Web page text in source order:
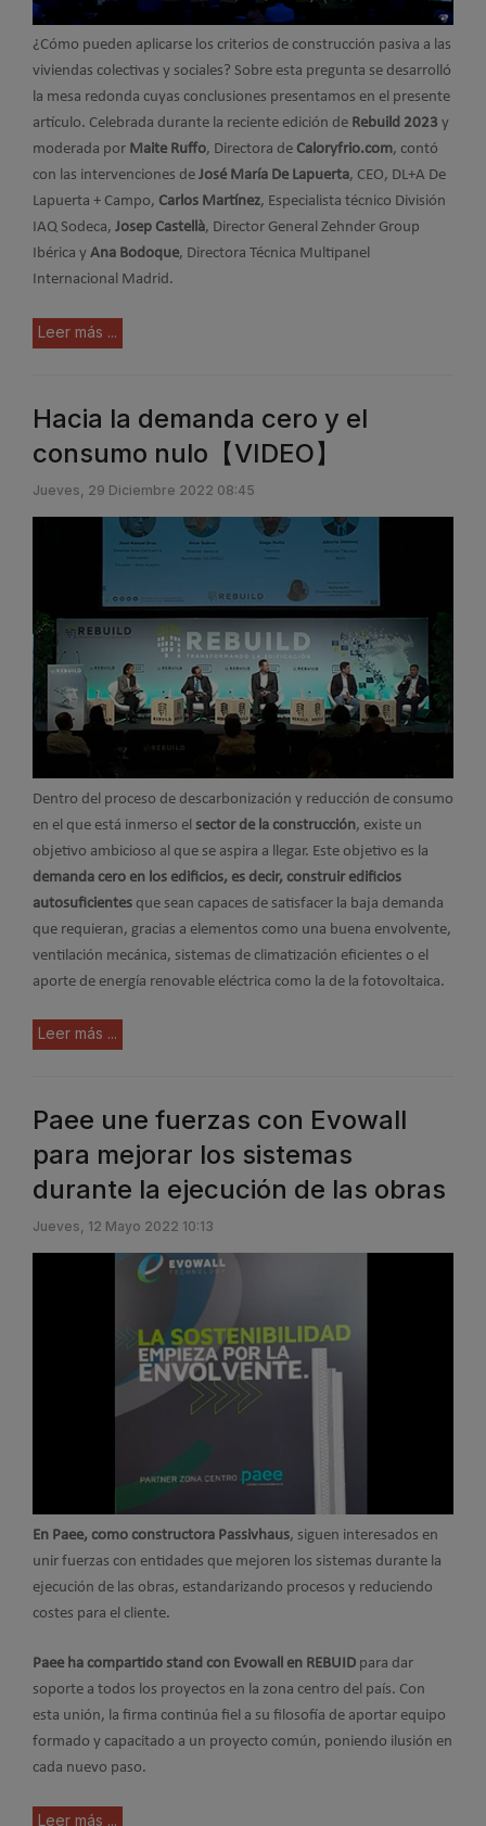
¿Cómo pueden aplicarse los criterios de construcción pasiva a las
viviendas colectivas y sociales? Sobre esta pregunta se desarrolló
la mesa redonda cuyas conclusiones presentamos en el presente
artículo. Celebrada durante la reciente edición de Rebuild 2023 y
moderada por Maite Ruffo, Directora de Caloryfrio.com, contó
con las intervenciones de José María De Lapuerta, CEO, DL+A De
Lapuerta + Campo, Carlos Martínez, Especialista técnico División
IAQ Sodeca, Josep Castellà, Director General Zehnder Group
Ibérica y Ana Bodoque, Directora Técnica Multipanel
Internacional Madrid.
Leer más ...
Hacia la demanda cero y el
consumo nulo【VIDEO】
Jueves, 29 Diciembre 2022 08:45
Dentro del proceso de descarbonización y reducción de consumo
en el que está inmerso el sector de la construcción, existe un
objetivo ambicioso al que se aspira a llegar. Este objetivo es la
demanda cero en los edificios, es decir, construir edificios
autosuficientes que sean capaces de satisfacer la baja demanda
que requieran, gracias a elementos como una buena envolvente,
ventilación mecánica, sistemas de climatización eficientes o el
aporte de energía renovable eléctrica como la de la fotovoltaica.
Leer más ...
Paee une fuerzas con Evowall
para mejorar los sistemas
durante la ejecución de las obras
Jueves, 12 Mayo 2022 10:13
En Paee, como constructora Passivhaus, siguen interesados en
unir fuerzas con entidades que mejoren los sistemas durante la
ejecución de las obras, estandarizando procesos y reduciendo
costes para el cliente.
Paee ha compartido stand con Evowall en REBUID para dar
soporte a todos los proyectos en la zona centro del país. Con
esta unión, la firma continúa fiel a su filosofía de aportar equipo
formado y capacitado a un proyecto común, poniendo ilusión en
cada nuevo paso.
Leer más ...